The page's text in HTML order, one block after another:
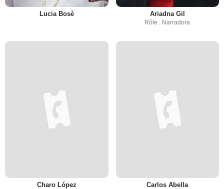
Lucia Bosè Ariadna Gil
Rôle : Narradora
Charo López Carlos Abella